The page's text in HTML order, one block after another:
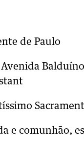
de Paulo
e comunhão,